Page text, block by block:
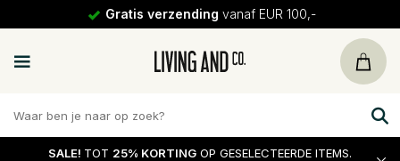
Gratis verzending vanaf EUR 100,-
SALE! TOT 25% KORTING OP GESELECTEERDE ITEMS.